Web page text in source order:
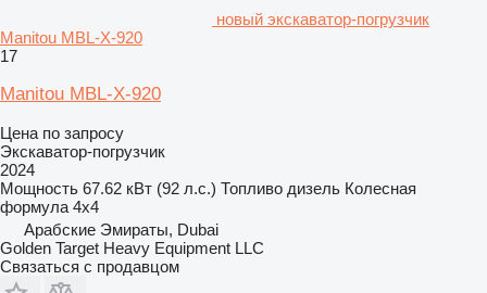
новый экскаватор-погрузчик
Manitou MBL-X-920
17
Manitou MBL-X-920
Цена по запросу
Экскаватор-погрузчик
2024
Мощность 67.62 кВт (92 л.с.) Топливо дизель Колесная
формула 4x4
Арабские Эмираты, Dubai
Golden Target Heavy Equipment LLC
Связаться с продавцом